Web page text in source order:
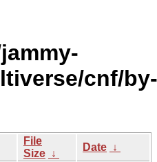
cnf/by-
File
Size ↓
Date ↓